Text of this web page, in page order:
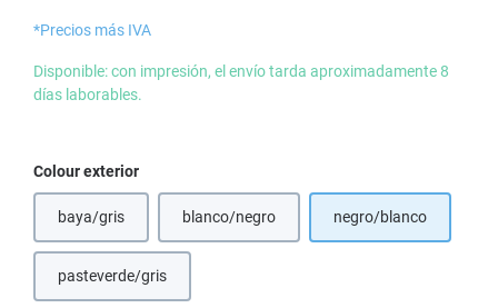
*Precios más IVA
Disponible: con impresión, el envío tarda aproximadamente 8
días laborables.
Seleccione
Colour exterior
baya/gris
(Esta opción no está disponible en este momento.)
blanco/negro
(Esta opción no está disponible en este
negro/blanco
pasteverde/gris(Esta opción no está disponible en este momento.)